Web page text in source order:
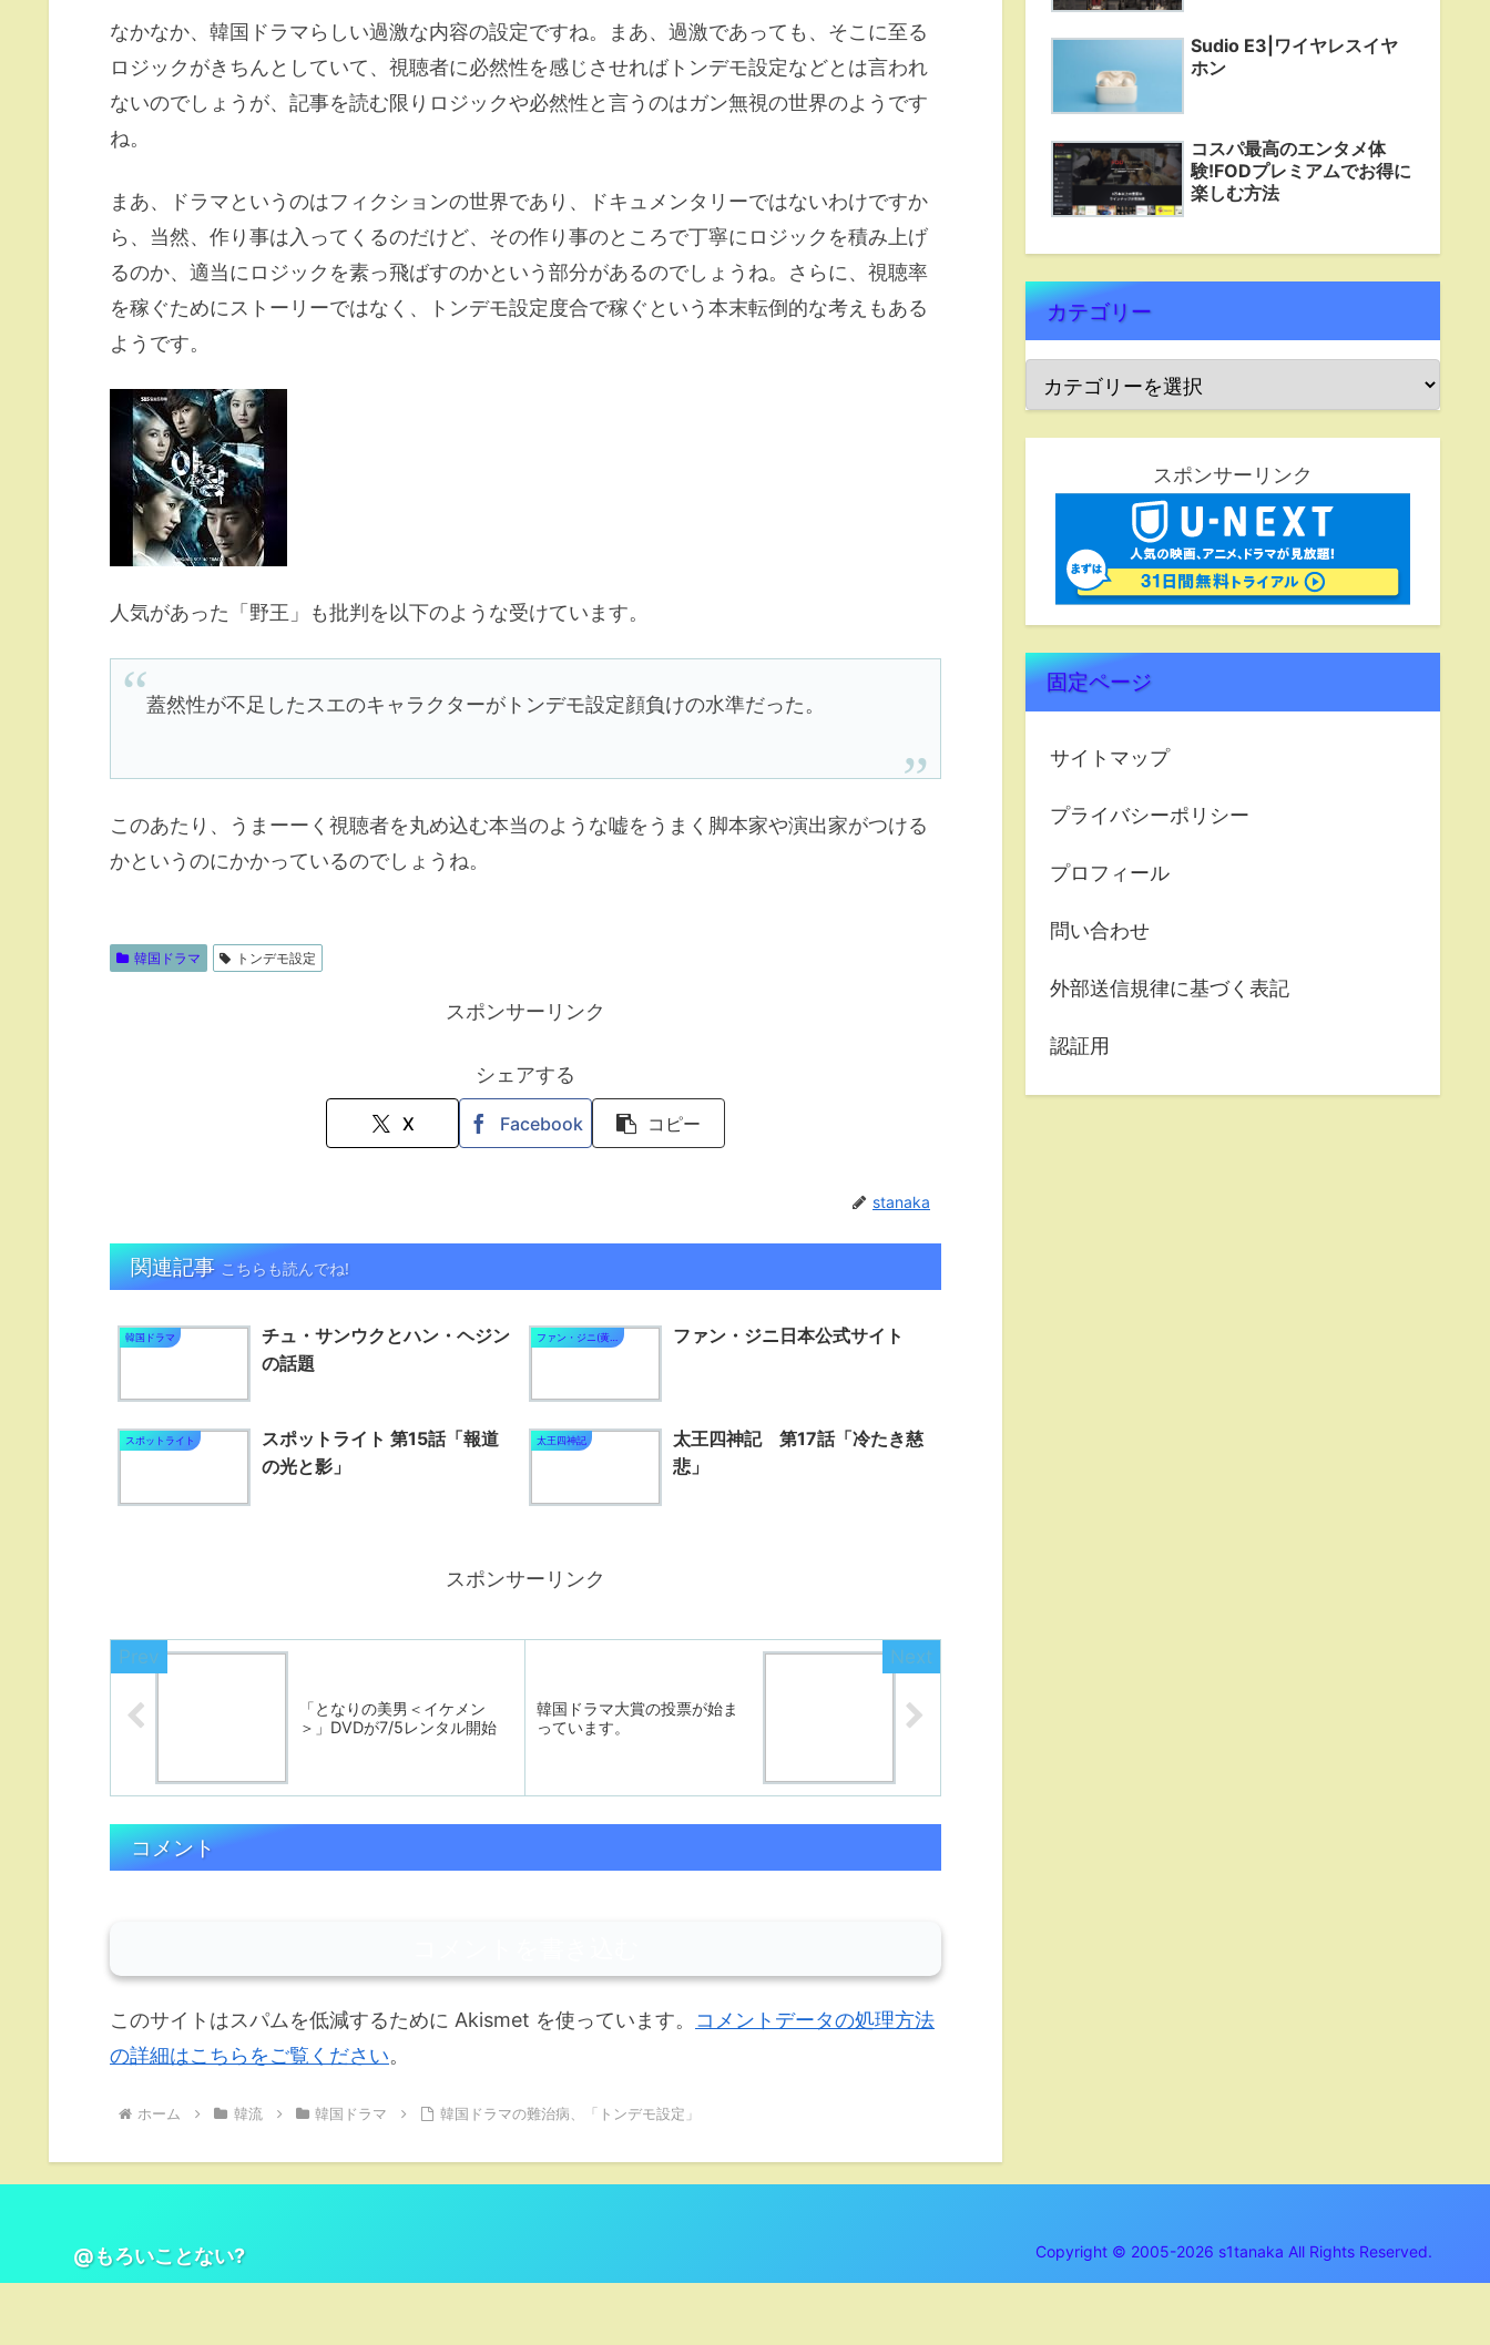
なかなか、韓国ドラマらしい過激な内容の設定ですね。まあ、過激であっても、そこに至る
ロジックがきちんとしていて、視聴者に必然性を感じさせればトンデモ設定などとは言われ
ないのでしょうが、記事を読む限りロジックや必然性と言うのはガン無視の世界のようです
ね。
まあ、ドラマというのはフィクションの世界であり、ドキュメンタリーではないわけですか
ら、当然、作り事は入ってくるのだけど、その作り事のところで丁寧にロジックを積み上げ
るのか、適当にロジックを素っ飛ばすのかという部分があるのでしょうね。さらに、視聴率
を稼ぐためにストーリーではなく、トンデモ設定度合で稼ぐという本末転倒的な考えもある
ようです。
人気があった「野王」も批判を以下のような受けています。
蓋然性が不足したスエのキャラクターがトンデモ設定顔負けの水準だった。
このあたり、うまーーく視聴者を丸め込む本当のような嘘をうまく脚本家や演出家がつける
かというのにかかっているのでしょうね。
韓国ドラマ トンデモ設定
スポンサーリンク
シェアする
X Facebook コピー
stanaka
関連記事こちらも読んでね!
韓国ドラマ
チュ・サンウクとハン・ヘジン
の話題
ファン・ジニ日本公式サイト
スポットライト
スポットライト 第15話「報道
の光と影」
太王四神記
太王四神記 第17話「冷たき慈
悲」
スポンサーリンク
「となりの美男＜イケメン
＞」DVDが7/5レンタル開始
韓国ドラマ大賞の投票が始ま
っています。
コメント
このサイトはスパムを低減するために Akismet を使っています。 コメントデータの処理方法
の詳細はこちらをご覧ください。
ホーム 韓流 韓国ドラマ 韓国ドラマの難治病、「トンデモ設定」
Sudio E3|ワイヤレスイヤ
ホン
コスパ最高のエンタメ体
験!FODプレミアムでお得に
楽しむ方法
カテゴリー
スポンサーリンク
固定ページ
サイトマップ
プライバシーポリシー
プロフィール
問い合わせ
外部送信規律に基づく表記
認証用
@もろいことない? Copyright © 2005-2026 s1tanaka All Rights Reserved.